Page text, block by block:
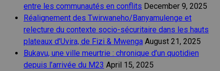
entre les communautés en conflits December 9, 2025
Réalignement des Twirwaneho/Banyamulenge et
relecture du contexte socio-sécuritaire dans les hauts
plateaux d’Uvira, de Fizi & Mwenga August 21, 2025
Bukavu, une ville meurtrie : chronique d’un quotidien
depuis l’arrivée du M23 April 15, 2025